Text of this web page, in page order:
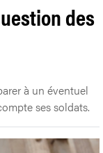
des
à un éventuel
ses soldats.